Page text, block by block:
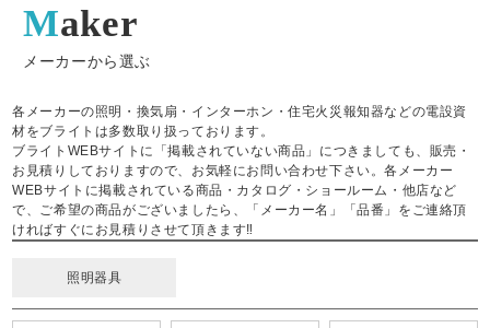
Maker
メーカーから選ぶ
各メーカーの照明・換気扇・インターホン・住宅火災報知器などの電設資
材をブライトは多数取り扱っております。
ブライトWEBサイトに「掲載されていない商品」につきましても、販売・
お見積りしておりますので、お気軽にお問い合わせ下さい。各メーカー
WEBサイトに掲載されている商品・カタログ・ショールーム・他店など
で、ご希望の商品がございましたら、「メーカー名」「品番」をご連絡頂
ければすぐにお見積りさせて頂きます‼
照明器具